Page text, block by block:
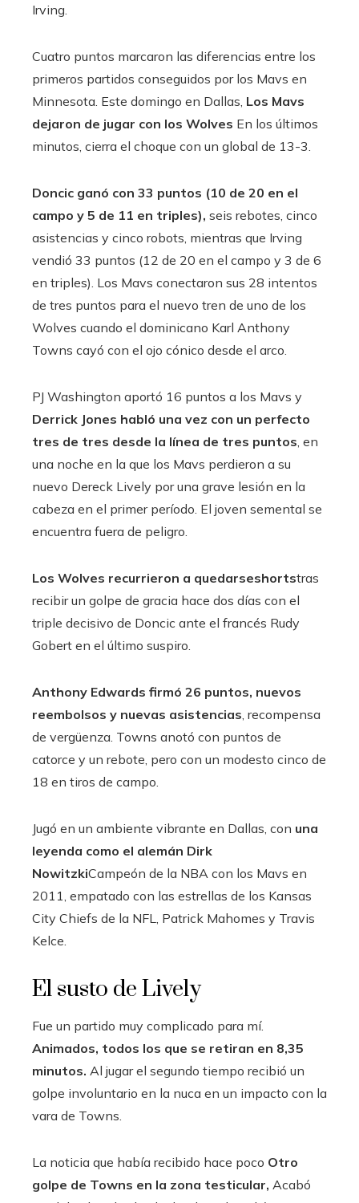
Irving.
Cuatro puntos marcaron las diferencias entre los
primeros partidos conseguidos por los Mavs en
Minnesota. Este domingo en Dallas, Los Mavs
dejaron de jugar con los Wolves En los últimos
minutos, cierra el choque con un global de 13-3.
Doncic ganó con 33 puntos (10 de 20 en el
campo y 5 de 11 en triples), seis rebotes, cinco
asistencias y cinco robots, mientras que Irving
vendió 33 puntos (12 de 20 en el campo y 3 de 6
en triples). Los Mavs conectaron sus 28 intentos
de tres puntos para el nuevo tren de uno de los
Wolves cuando el dominicano Karl Anthony
Towns cayó con el ojo cónico desde el arco.
PJ Washington aportó 16 puntos a los Mavs y
Derrick Jones habló una vez con un perfecto
tres de tres desde la línea de tres puntos, en
una noche en la que los Mavs perdieron a su
nuevo Dereck Lively por una grave lesión en la
cabeza en el primer período. El joven semental se
encuentra fuera de peligro.
Los Wolves recurrieron a quedarseshortstras
recibir un golpe de gracia hace dos días con el
triple decisivo de Doncic ante el francés Rudy
Gobert en el último suspiro.
Anthony Edwards firmó 26 puntos, nuevos
reembolsos y nuevas asistencias, recompensa
de vergüenza. Towns anotó con puntos de
catorce y un rebote, pero con un modesto cinco de
18 en tiros de campo.
Jugó en un ambiente vibrante en Dallas, con una
leyenda como el alemán Dirk
NowitzkiCampeón de la NBA con los Mavs en
2011, empatado con las estrellas de los Kansas
City Chiefs de la NFL, Patrick Mahomes y Travis
Kelce.
El susto de Lively
Fue un partido muy complicado para mí.
Animados, todos los que se retiran en 8,35
minutos. Al jugar el segundo tiempo recibió un
golpe involuntario en la nuca en un impacto con la
vara de Towns.
La noticia que había recibido hace poco Otro
golpe de Towns en la zona testicular, Acabó